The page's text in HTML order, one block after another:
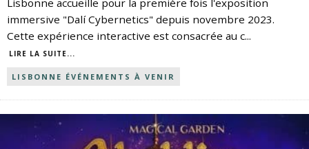
immersive "Dalí Cybernetics" depuis novembre 2023.
Cette expérience interactive est consacrée au c...
LIRE LA SUITE...
LISBONNE ÉVÉNEMENTS À VENIR